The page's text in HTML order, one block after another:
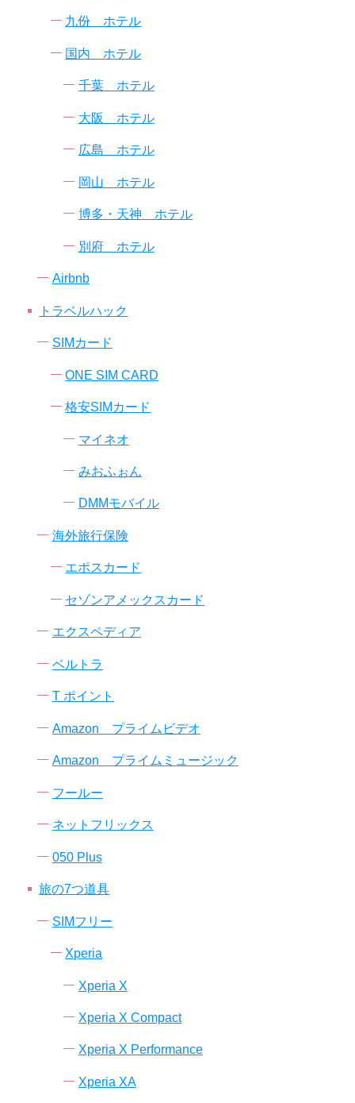
九份 ホテル
国内 ホテル
千葉 ホテル
大阪 ホテル
広島 ホテル
岡山 ホテル
博多・天神 ホテル
別府 ホテル
Airbnb
トラベルハック
SIMカード
ONE SIM CARD
格安SIMカード
マイネオ
みおふぉん
DMMモバイル
海外旅行保険
エポスカード
セゾンアメックスカード
エクスペディア
ベルトラ
T ポイント
Amazon プライムビデオ
Amazon プライムミュージック
フールー
ネットフリックス
050 Plus
旅の7つ道具
SIMフリー
Xperia
Xperia X
Xperia X Compact
Xperia X Performance
Xperia XA